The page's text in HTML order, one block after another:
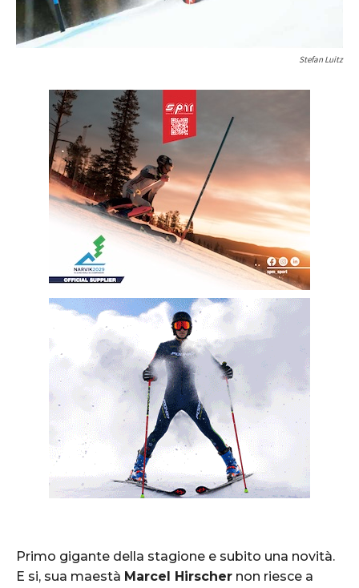
Stefan Luitz
Primo gigante della stagione e subito una novità.
E si, sua maestà Marcel Hirscher non riesce a